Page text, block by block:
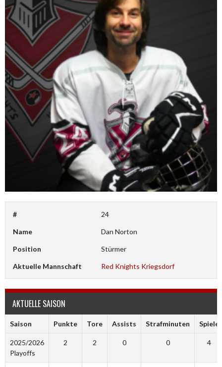
# 24
Name Dan Norton
Position Stürmer
Aktuelle Mannschaft Red Knights Kriegsdorf
AKTUELLE SAISON
Saison Punkte Tore Assists Strafminuten Spiele
2025/2026
Playoffs
2 2 0 0 4